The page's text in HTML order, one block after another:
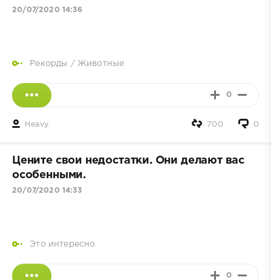
20/07/2020 14:36
Рекорды / Животные
0
Heavy 0
700
Цените свои недостатки. Они делают вас
особенными.
20/07/2020 14:33
Это интересно
0